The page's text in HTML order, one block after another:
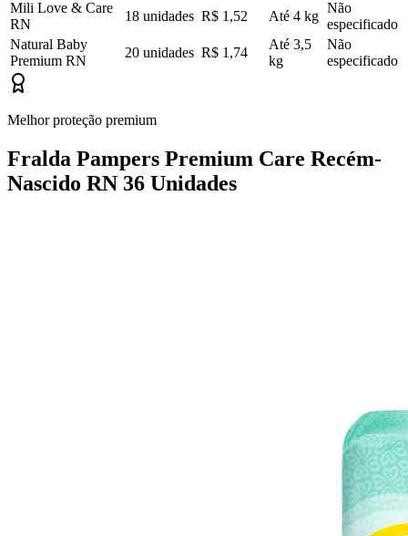
Mili Love & Care
RN
18 unidades R$ 1,52 Até 4 kg
Não
especificado
Natural Baby
Premium RN
20 unidades R$ 1,74
Até 3,5
kg
Não
especificado
Melhor proteção premium
Fralda Pampers Premium Care Recém-
Nascido RN 36 Unidades